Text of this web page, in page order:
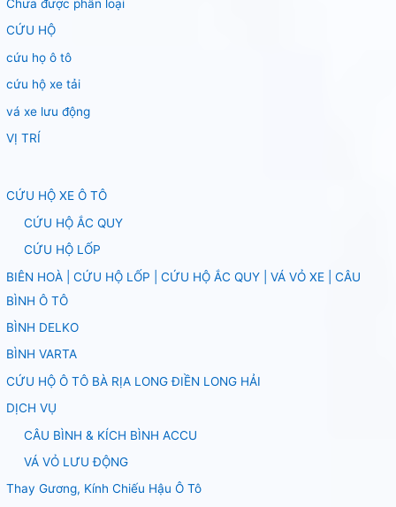
Chưa được phân loại
CỨU HỘ
cứu họ ô tô
cứu hộ xe tải
vá xe lưu động
VỊ TRÍ
CỨU HỘ XE Ô TÔ
CỨU HỘ ẮC QUY
CỨU HỘ LỐP
BIÊN HOÀ | CỨU HỘ LỐP | CỨU HỘ ẮC QUY | VÁ VỎ XE | CÂU
BÌNH Ô TÔ
BÌNH DELKO
BÌNH VARTA
CỨU HỘ Ô TÔ BÀ RỊA LONG ĐIỀN LONG HẢI
DỊCH VỤ
CÂU BÌNH & KÍCH BÌNH ACCU
VÁ VỎ LƯU ĐỘNG
Thay Gương, Kính Chiếu Hậu Ô Tô